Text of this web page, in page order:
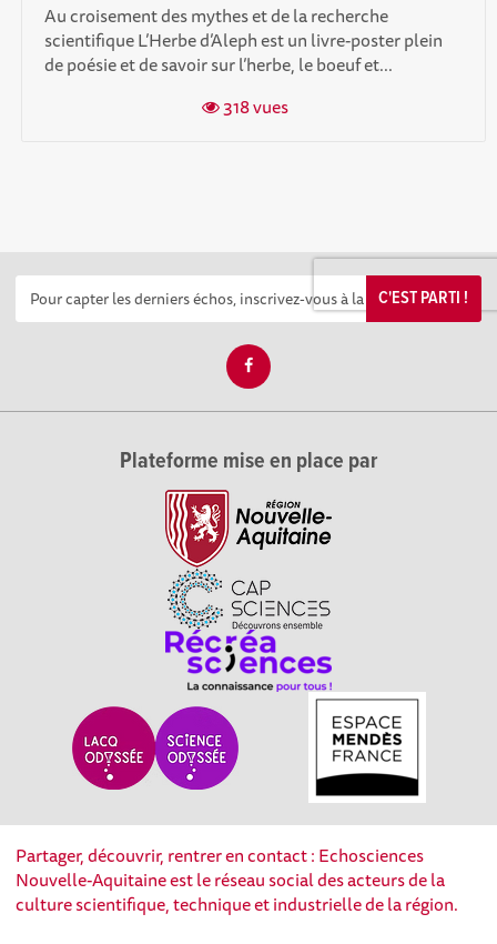
Au croisement des mythes et de la recherche
scientifique L’Herbe d’Aleph est un livre-poster plein
de poésie et de savoir sur l’herbe, le boeuf et...
318 vues
C'EST PARTI !
Plateforme mise en place par
Partager, découvrir, rentrer en contact : Echosciences
Nouvelle-Aquitaine est le réseau social des acteurs de la
culture scientifique, technique et industrielle de la région.